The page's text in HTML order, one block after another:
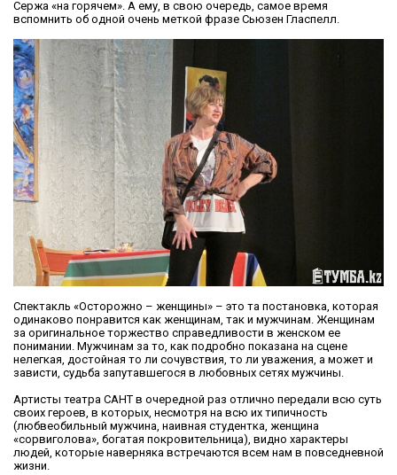
Сержа «на горячем». А ему, в свою очередь, самое время
вспомнить об одной очень меткой фразе Сьюзен Гласпелл.
Спектакль «Осторожно – женщины» – это та постановка, которая
одинаково понравится как женщинам, так и мужчинам. Женщинам
за оригинальное торжество справедливости в женском ее
понимании. Мужчинам за то, как подробно показана на сцене
нелегкая, достойная то ли сочувствия, то ли уважения, а может и
зависти, судьба запутавшегося в любовных сетях мужчины.
Артисты театра САНТ в очередной раз отлично передали всю суть
своих героев, в которых, несмотря на всю их типичность
(любвеобильный мужчина, наивная студентка, женщина
«сорвиголова», богатая покровительница), видно характеры
людей, которые наверняка встречаются всем нам в повседневной
жизни.